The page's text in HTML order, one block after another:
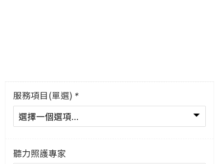
服務項目(單選) *
聽力照護專家